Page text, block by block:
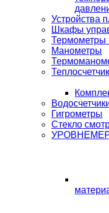
Устройства
Шкафы
Термометры
Манометры
Гигрометры
Стекло